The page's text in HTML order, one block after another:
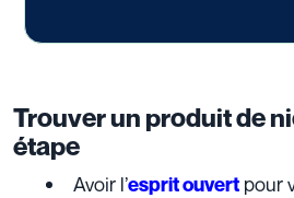
Trouver un produit de
étape
Avoir l’esprit ouvert pour